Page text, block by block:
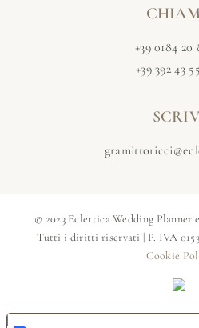
+39 0184 20
+39 392 43
© 2023 Eclettica Wedding Planner
Tutti i diritti riservati | P. IVA
Cookie